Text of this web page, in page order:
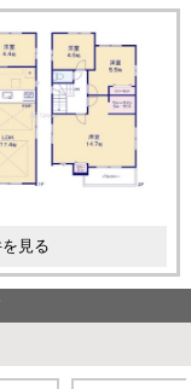
見る